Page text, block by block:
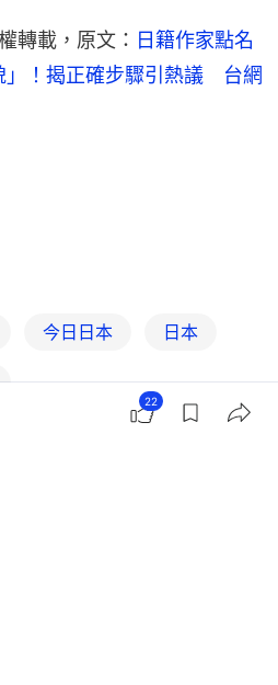
轉載，原文： 日籍作家點名
！揭正確步驟引熱議　台網
今日日本 日本
22